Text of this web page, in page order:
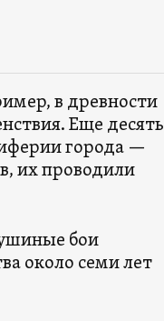
в древности
Еще десять
города —
их проводили
бои
около семи лет